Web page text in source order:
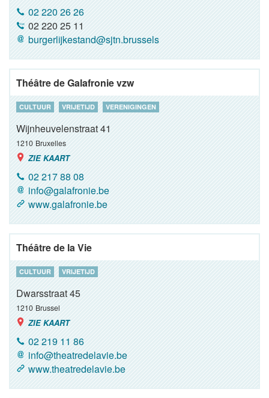
02 220 26 26
02 220 25 11
burgerlijkestand@sjtn.brussels
Théâtre de Galafronie vzw
CULTUUR VRIJETIJD VERENIGINGEN
Wijnheuvelenstraat 41
1210 Bruxelles
ZIE KAART
02 217 88 08
info@galafronie.be
www.galafronie.be
Théâtre de la Vie
CULTUUR VRIJETIJD
Dwarsstraat 45
1210 Brussel
ZIE KAART
02 219 11 86
info@theatredelavie.be
www.theatredelavie.be